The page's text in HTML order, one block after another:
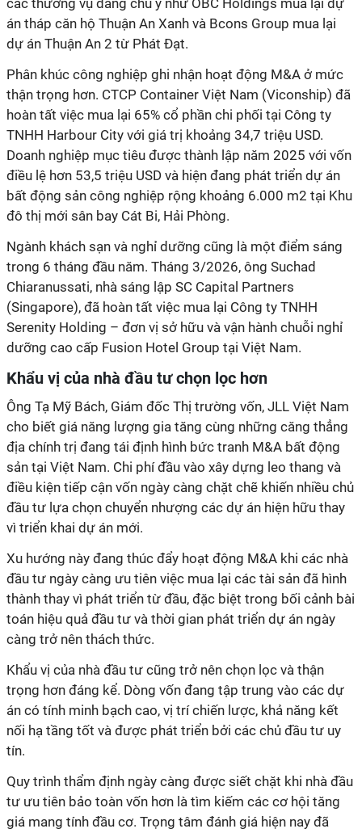
các thương vụ đáng chú ý như OBC Holdings mua lại dự
án tháp căn hộ Thuận An Xanh và Bcons Group mua lại
dự án Thuận An 2 từ Phát Đạt.
Phân khúc công nghiệp ghi nhận hoạt động M&A ở mức
thận trọng hơn. CTCP Container Việt Nam (Viconship) đã
hoàn tất việc mua lại 65% cổ phần chi phối tại Công ty
TNHH Harbour City với giá trị khoảng 34,7 triệu USD.
Doanh nghiệp mục tiêu được thành lập năm 2025 với vốn
điều lệ hơn 53,5 triệu USD và hiện đang phát triển dự án
bất động sản công nghiệp rộng khoảng 6.000 m2 tại Khu
đô thị mới sân bay Cát Bi, Hải Phòng.
Ngành khách sạn và nghỉ dưỡng cũng là một điểm sáng
trong 6 tháng đầu năm. Tháng 3/2026, ông Suchad
Chiaranussati, nhà sáng lập SC Capital Partners
(Singapore), đã hoàn tất việc mua lại Công ty TNHH
Serenity Holding – đơn vị sở hữu và vận hành chuỗi nghỉ
dưỡng cao cấp Fusion Hotel Group tại Việt Nam.
Khẩu vị của nhà đầu tư chọn lọc hơn
Ông Tạ Mỹ Bách, Giám đốc Thị trường vốn, JLL Việt Nam
cho biết giá năng lượng gia tăng cùng những căng thẳng
địa chính trị đang tái định hình bức tranh M&A bất động
sản tại Việt Nam. Chi phí đầu vào xây dựng leo thang và
điều kiện tiếp cận vốn ngày càng chặt chẽ khiến nhiều chủ
đầu tư lựa chọn chuyển nhượng các dự án hiện hữu thay
vì triển khai dự án mới.
Xu hướng này đang thúc đẩy hoạt động M&A khi các nhà
đầu tư ngày càng ưu tiên việc mua lại các tài sản đã hình
thành thay vì phát triển từ đầu, đặc biệt trong bối cảnh bài
toán hiệu quả đầu tư và thời gian phát triển dự án ngày
càng trở nên thách thức.
Khẩu vị của nhà đầu tư cũng trở nên chọn lọc và thận
trọng hơn đáng kể. Dòng vốn đang tập trung vào các dự
án có tính minh bạch cao, vị trí chiến lược, khả năng kết
nối hạ tầng tốt và được phát triển bởi các chủ đầu tư uy
tín.
Quy trình thẩm định ngày càng được siết chặt khi nhà đầu
tư ưu tiên bảo toàn vốn hơn là tìm kiếm các cơ hội tăng
giá mang tính đầu cơ. Trọng tâm đánh giá hiện nay đã